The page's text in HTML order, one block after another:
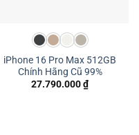
iPhone 16 Pro Max 512GB
Chính Hãng Cũ 99%
27.790.000₫